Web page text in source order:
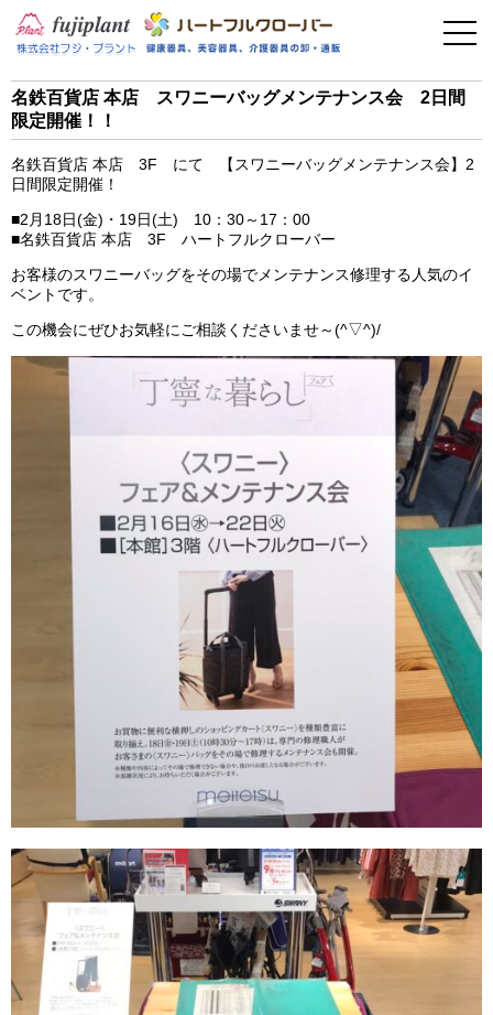
フィットネス
名鉄百貨店 本店 スワニーバッグメンテナンス会 2日間
限定開催！！
名鉄百貨店 本店 3F にて 【スワニーバッグメンテナンス会】2
日間限定開催！
■2月18日(金)・19日(土) 10：30～17：00
■名鉄百貨店 本店 3F ハートフルクローバー
お客様のスワニーバッグをその場でメンテナンス修理する人気のイ
ベントです。
この機会にぜひお気軽にご相談くださいませ～(^▽^)/